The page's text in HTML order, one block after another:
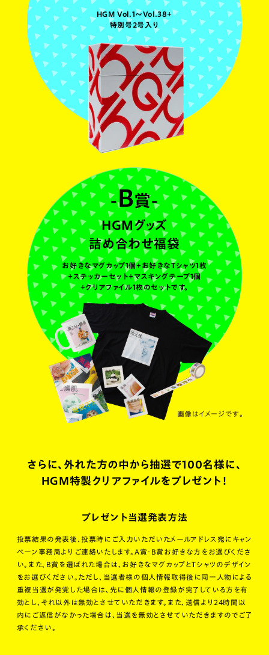
HGM Vol.1～Vol.38＋
特別号2号入り
B賞
HGMグッズ
詰め合わせ福袋
お好きなマグカップ1個＋お好きなTシャツ1枚
＋ステッカーセット＋マスキングテープ1個
＋クリアファイル1枚のセットです。
さらに、外れた方の中から抽選で100名様に、
HGM特製クリアファイルをプレゼント！
プレゼント当選発表方法
投票結果の発表後、投票時にご入力いただいたメールアドレス宛にキャン
ペーン事務局よりご連絡いたします。A賞・B賞お好きな方をお選びくださ
い。また、B賞を選ばれた場合は、お好きなマグカップとTシャツのデザイン
をお選びください。ただし、当選者様の個人情報取得後に同一人物による
重複当選が発覚した場合は、先に個人情報の登録が完了している方を有
効とし、それ以外は無効とさせていただきます。また、送信より24時間以
内にご返信がなかった場合は、当選を無効とさせていただきますのでご了
承ください。